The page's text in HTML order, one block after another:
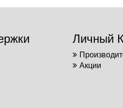
Личный
Акции